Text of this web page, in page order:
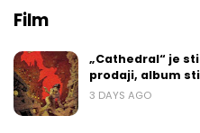
Film
„Cathedral“ je
prodaji, album
3 DAYS AGO